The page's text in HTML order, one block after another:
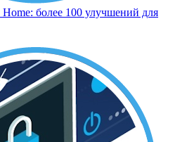
более 100 улучшений для